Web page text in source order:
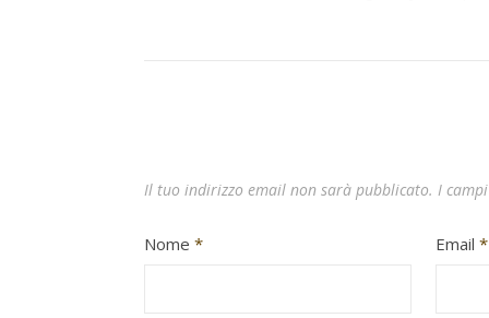
Il tuo indirizzo email non sarà pubblicato. I
Nome * Email *